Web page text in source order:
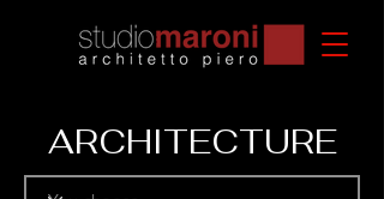
ARCHITECTURE